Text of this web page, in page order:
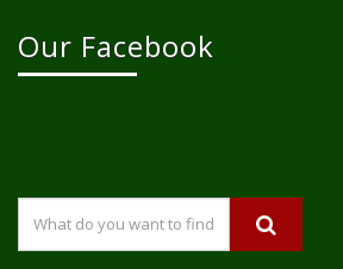
Our Facebook